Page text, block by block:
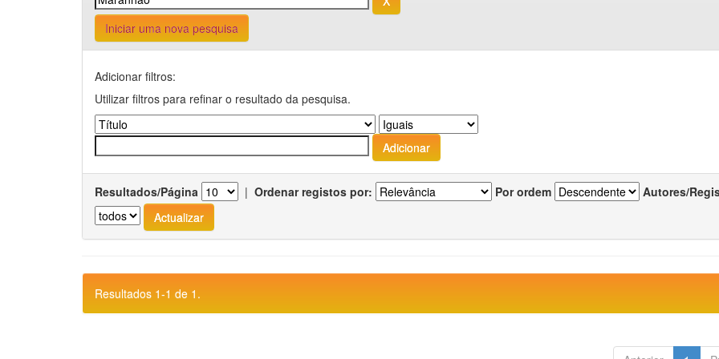
Iniciar uma nova pesquisa
Adicionar filtros:
Utilizar filtros para refinar o resultado da pesquisa.
Resultados/Página | Ordenar registos por: Por ordem Autores/
Resultados 1-1 de 1.